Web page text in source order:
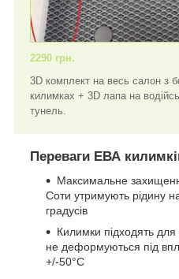
2290 грн.
3D комплект на весь салон з
килимках + 3D лапа на
тунель.
Переваги ЕВА
Максимальне
Соти утримують рідину
градусів
Килимки підходять для
не деформуються під
+/-50°C